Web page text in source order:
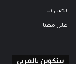
اتصل بنا
اعلن معنا
بيتكوين بالعربي